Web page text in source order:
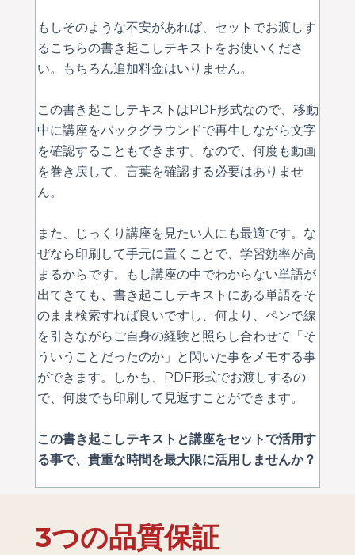
もしそのような不安があれば、セットでお渡しす
るこちらの書き起こしテキストをお使いくださ
い。もちろん追加料金はいりません。
この書き起こしテキストはPDF形式なので、移動
中に講座をバックグラウンドで再生しながら文字
を確認することもできます。なので、何度も動画
を巻き戻して、言葉を確認する必要はありませ
ん。
また、じっくり講座を見たい人にも最適です。な
ぜなら印刷して手元に置くことで、学習効率が高
まるからです。もし講座の中でわからない単語が
出てきても、書き起こしテキストにある単語をそ
のまま検索すれば良いですし、何より、ペンで線
を引きながらご自身の経験と照らし合わせて「そ
ういうことだったのか」と閃いた事をメモする事
ができます。しかも、PDF形式でお渡しするの
で、何度でも印刷して見返すことができます。
この書き起こしテキストと講座をセットで活用す
る事で、貴重な時間を最大限に活用しませんか？
3つの品質保証